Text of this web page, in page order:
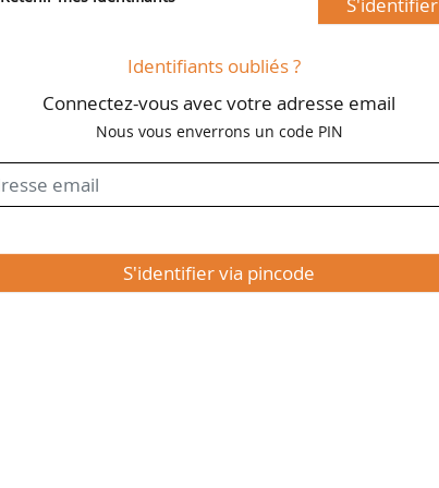
Identifiants oubliés ?
Connectez-vous avec votre adresse email
Nous vous enverrons un code PIN
S'identifier via pincode